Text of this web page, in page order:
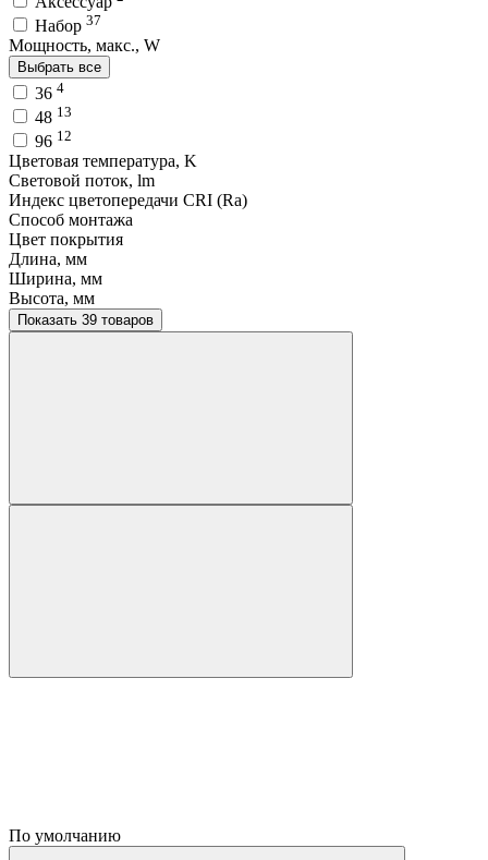
Набор 37
Мощность, макс., W
Выбрать все
36 4
48 13
96 12
Цветовая температура, K
Световой поток, lm
Индекс цветопередачи CRI (Ra)
Способ монтажа
Цвет покрытия
Длина, мм
Ширина, мм
Высота, мм
Показать 39 товаров
По умолчанию